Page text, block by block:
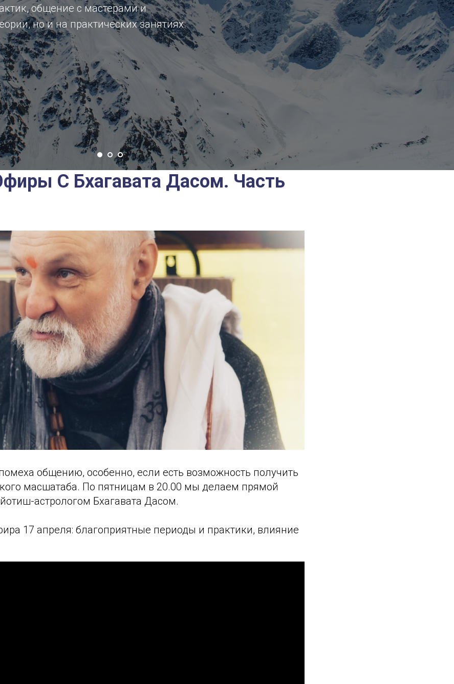
общение с мастерами и
но и на практических занятиях.
С Бхагавата Дасом. Часть
общению, особенно, если есть возможность получить
масшатаба. По пятницам в 20.00 мы делаем прямой
астрологом Бхагавата Дасом.
17 апреля: благоприятные периоды и практики, влияние